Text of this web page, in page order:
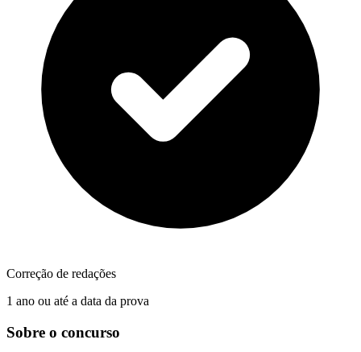
Correção de redações
1 ano ou até a data da prova
Sobre o concurso